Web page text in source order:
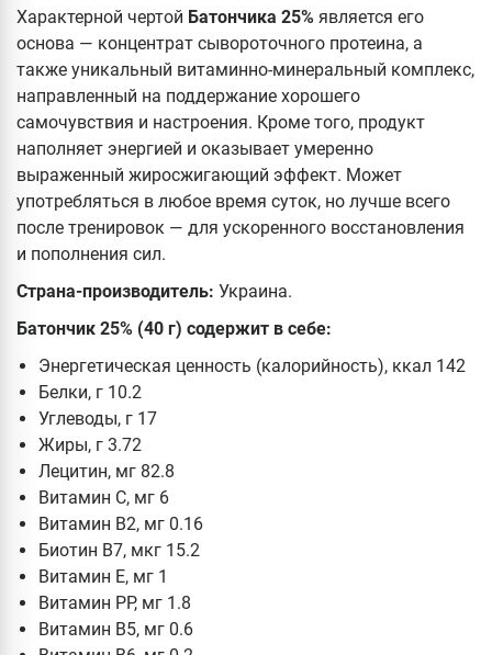
Характерной чертой Батончика 25% является его
основа — концентрат сывороточного протеина, а
также уникальный витаминно-минеральный комплекс,
направленный на поддержание хорошего
самочувствия и настроения. Кроме того, продукт
наполняет энергией и оказывает умеренно
выраженный жиросжигающий эффект. Может
употребляться в любое время суток, но лучше всего
после тренировок — для ускоренного восстановления
и пополнения сил.
Страна-производитель: Украина.
Батончик 25% (40 г) содержит в себе:
Энергетическая ценность (калорийность), ккал 142
Белки, г 10.2
Углеводы, г 17
Жиры, г 3.72
Лецитин, мг 82.8
Витамин C, мг 6
Витамин B2, мг 0.16
Биотин B7, мкг 15.2
Витамин E, мг 1
Витамин PP, мг 1.8
Витамин B5, мг 0.6